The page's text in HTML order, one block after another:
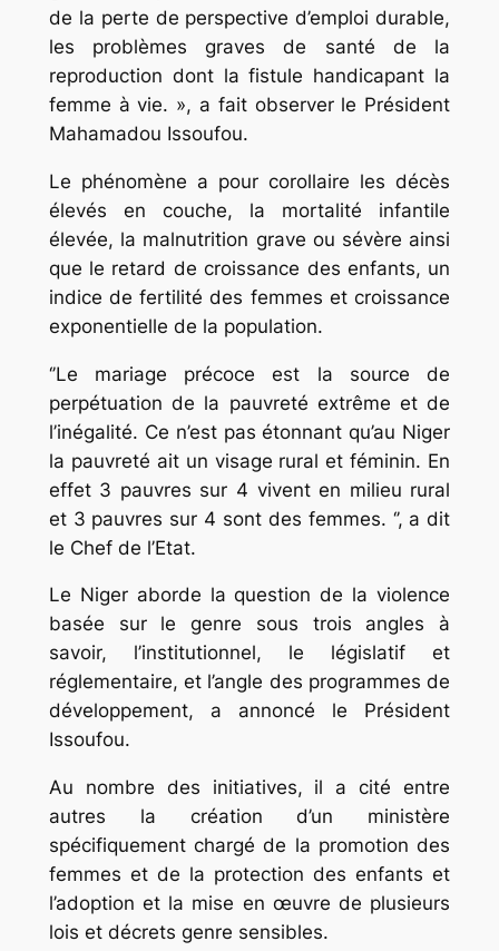
de la perte de perspective d’emploi durable,
les problèmes graves de santé de la
reproduction dont la fistule handicapant la
femme à vie. », a fait observer le Président
Mahamadou Issoufou.
Le phénomène a pour corollaire les décès
élevés en couche, la mortalité infantile
élevée, la malnutrition grave ou sévère ainsi
que le retard de croissance des enfants, un
indice de fertilité des femmes et croissance
exponentielle de la population.
‘’Le mariage précoce est la source de
perpétuation de la pauvreté extrême et de
l’inégalité. Ce n’est pas étonnant qu’au Niger
la pauvreté ait un visage rural et féminin. En
effet 3 pauvres sur 4 vivent en milieu rural
et 3 pauvres sur 4 sont des femmes. ‘’, a dit
le Chef de l’Etat.
Le Niger aborde la question de la violence
basée sur le genre sous trois angles à
savoir, l’institutionnel, le législatif et
réglementaire, et l’angle des programmes de
développement, a annoncé le Président
Issoufou.
Au nombre des initiatives, il a cité entre
autres la création d’un ministère
spécifiquement chargé de la promotion des
femmes et de la protection des enfants et
l’adoption et la mise en œuvre de plusieurs
lois et décrets genre sensibles.